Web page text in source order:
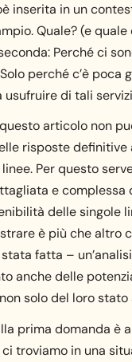
inserita in un
Quale? (e
Perché ci
perché c’è poca
usufruire di tali
articolo non
risposte definitive
Per questo
e complessa
delle singole
è più che altro
fatta –
anche delle
solo del loro stato
prima domanda è
troviamo in una